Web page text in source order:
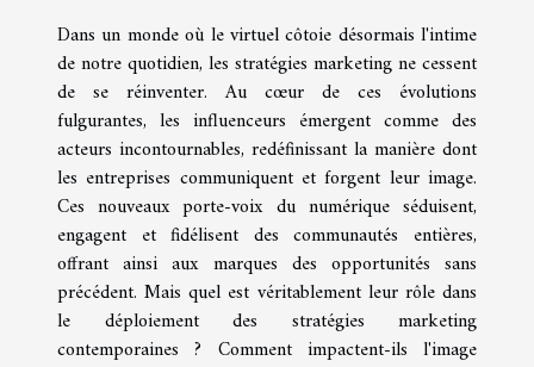
Dans un monde où le virtuel côtoie désormais l'intime
de notre quotidien, les stratégies marketing ne cessent
de se réinventer. Au cœur de ces évolutions
fulgurantes, les influenceurs émergent comme des
acteurs incontournables, redéfinissant la manière dont
les entreprises communiquent et forgent leur image.
Ces nouveaux porte-voix du numérique séduisent,
engagent et fidélisent des communautés entières,
offrant ainsi aux marques des opportunités sans
précédent. Mais quel est véritablement leur rôle dans
le déploiement des stratégies marketing
contemporaines ? Comment impactent-ils l'image